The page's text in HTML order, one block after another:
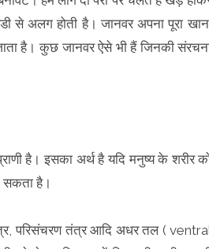
से अलग होती है। जानवर अपना पूरा
है। कुछ जानवर ऐसे भी हैं जिनकी
है। इसका अर्थ है यदि मनुष्य के शरीर
सकता है।
परिसंचरण तंत्र आदि अधर तल (